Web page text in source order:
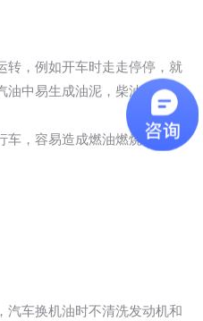
转，例如开车时走走停停，就
油中易生成油泥，柴油中易形
车，容易造成燃油燃烧不充
汽车换机油时不清洗发动机和